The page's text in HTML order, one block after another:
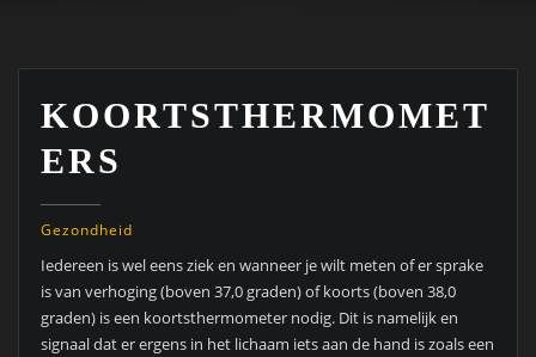
KOORTSTHERMOMET
ERS
Gezondheid
Iedereen is wel eens ziek en wanneer je wilt meten of er sprake
is van verhoging (boven 37,0 graden) of koorts (boven 38,0
graden) is een koortsthermometer nodig. Dit is namelijk en
signaal dat er ergens in het lichaam iets aan de hand is zoals een